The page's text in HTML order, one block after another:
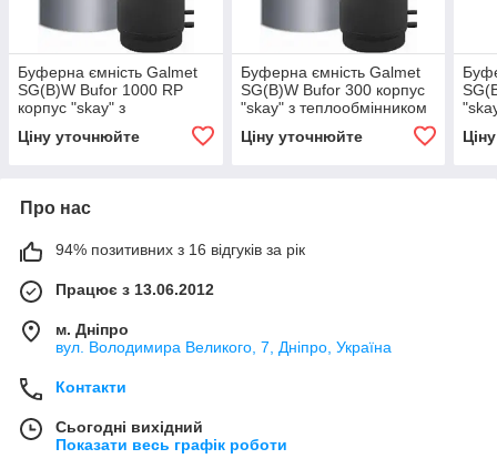
Буферна ємність Galmet
SG(B)W Bufor 1000 RP
корпус "skay" з
Ціну уточнюйте
Буферна ємність Galmet
SG(B)W Bufor 300 корпус
"skay" з теплообмінником
Ціну уточнюйте
Про нас
94% позитивних з 16 відгуків за рік
Працює з 13.06.2012
м. Дніпро
вул. Володимира Великого, 7, Дніпро, Україна
Контакти
Сьогодні вихідний
Показати весь графік роботи